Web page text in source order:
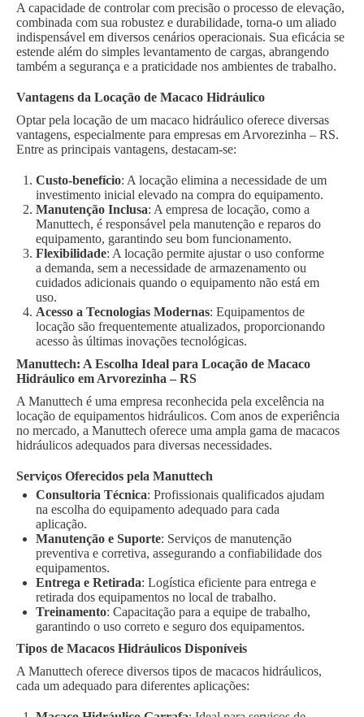
A capacidade de controlar com precisão o processo de elevação,
combinada com sua robustez e durabilidade, torna-o um aliado
indispensável em diversos cenários operacionais. Sua eficácia se
estende além do simples levantamento de cargas, abrangendo
também a segurança e a praticidade nos ambientes de trabalho.
Vantagens da Locação de Macaco Hidráulico
Optar pela locação de um macaco hidráulico oferece diversas
vantagens, especialmente para empresas em Arvorezinha – RS.
Entre as principais vantagens, destacam-se:
Custo-benefício: A locação elimina a necessidade de um
investimento inicial elevado na compra do equipamento.
Manutenção Inclusa: A empresa de locação, como a
Manuttech, é responsável pela manutenção e reparos do
equipamento, garantindo seu bom funcionamento.
Flexibilidade: A locação permite ajustar o uso conforme
a demanda, sem a necessidade de armazenamento ou
cuidados adicionais quando o equipamento não está em
uso.
Acesso a Tecnologias Modernas: Equipamentos de
locação são frequentemente atualizados, proporcionando
acesso às últimas inovações tecnológicas.
Manuttech: A Escolha Ideal para Locação de Macaco
Hidráulico em Arvorezinha – RS
A Manuttech é uma empresa reconhecida pela excelência na
locação de equipamentos hidráulicos. Com anos de experiência
no mercado, a Manuttech oferece uma ampla gama de macacos
hidráulicos adequados para diversas necessidades.
Serviços Oferecidos pela Manuttech
Consultoria Técnica: Profissionais qualificados ajudam
na escolha do equipamento adequado para cada
aplicação.
Manutenção e Suporte: Serviços de manutenção
preventiva e corretiva, assegurando a confiabilidade dos
equipamentos.
Entrega e Retirada: Logística eficiente para entrega e
retirada dos equipamentos no local de trabalho.
Treinamento: Capacitação para a equipe de trabalho,
garantindo o uso correto e seguro dos equipamentos.
Tipos de Macacos Hidráulicos Disponíveis
A Manuttech oferece diversos tipos de macacos hidráulicos,
cada um adequado para diferentes aplicações: